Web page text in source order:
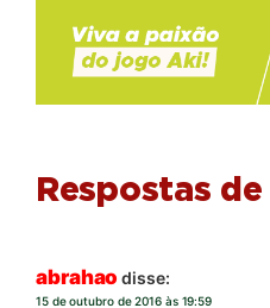
Respostas de
abrahao disse:
15 de outubro de 2016 às 19:59